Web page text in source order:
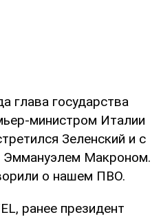
глава государства
министром Италии
Зеленский и с
Эммануэлем Макроном.
о нашем ПВО.
ранее президент